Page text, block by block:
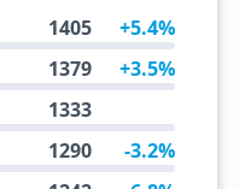
1405 +5.4%
1379 +3.5%
1333
1290 -3.2%